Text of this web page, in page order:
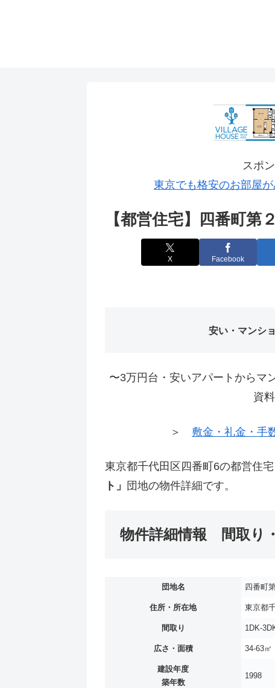
スポ
東京でも格安のお部屋
【都営住宅】四番町第
X Facebook
安い・マンシ
〜3万円台・安いアパートからマ
資
＞ 敷金・礼金・手
東京都千代田区四番町6の都営住
ト」
団地の物件詳細です。
物件詳細情報 間取り
団地名 四番町
住所・所在地 東京都
間取り 1DK-
広さ・面積 34-63㎡
建設年度
築年数
1998